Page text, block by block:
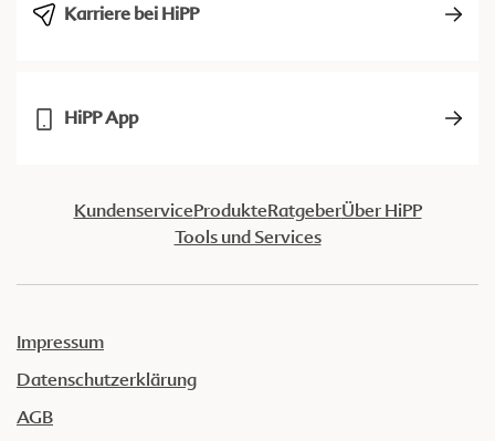
Karriere bei HiPP
HiPP App
KundenserviceProdukteRatgeberÜber HiPP
Tools und Services
Impressum
Datenschutzerklärung
AGB